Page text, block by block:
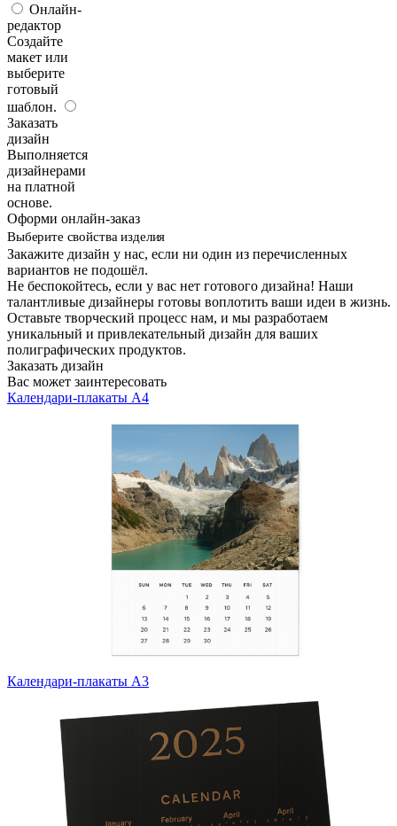
Онлайн-
редактор
Создайте
макет или
выберите
готовый
шаблон.
Заказать
дизайн
Выполняется
дизайнерами
на платной
основе.
Оформи онлайн-заказ
Выберите свойства изделия
Закажите дизайн у нас, если ни один из перечисленных
вариантов не подошёл.
Не беспокойтесь, если у вас нет готового дизайна! Наши
талантливые дизайнеры готовы воплотить ваши идеи в жизнь.
Оставьте творческий процесс нам, и мы разработаем
уникальный и привлекательный дизайн для ваших
полиграфических продуктов.
Заказать дизайн
Вас может заинтересовать
Календари-плакаты А4
Календари-плакаты А3